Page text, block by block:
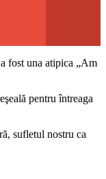
fost una atipica „Am
pentru întreaga
sufletul nostru ca